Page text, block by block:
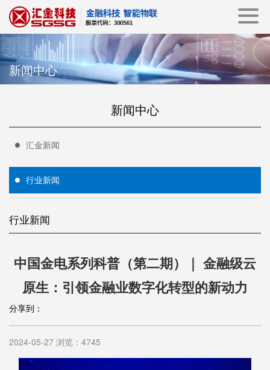
新闻中心
新闻中心
汇金新闻
行业新闻
行业新闻
中国金电系列科普（第二期）｜ 金融级云
原生：引领金融业数字化转型的新动力
分享到：
2024-05-27 浏览：4745